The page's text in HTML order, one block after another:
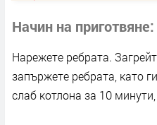
Начин на приготвяне
Нарежете ребрата.
запържете ребрата, като
слаб котлона за 10